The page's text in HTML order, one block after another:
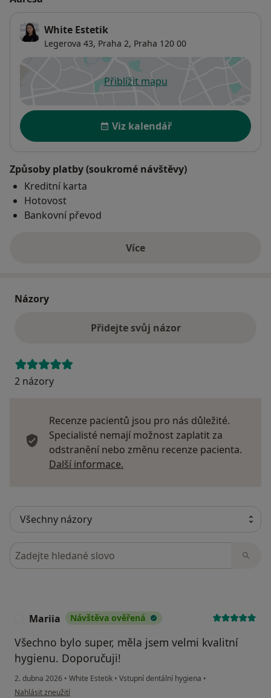
White Estetik
Legerova 43, Praha 2, Praha 120 00
Přiblížit mapuse otevře v nové záložce
Dostupnost
Viz kalendář
Způsoby platby (soukromé návštěvy)
Kreditní karta
Hotovost
Bankovní převod
Víceo adrese
Názory
Přidejte svůj názor
2 názory
Recenze pacientů jsou pro nás důležité.
Specialisté nemají možnost zaplatit za
odstranění nebo změnu recenze pacienta.
Další informace.
Hledejte v názorech
Mariia Návštěva ověřená
Všechno bylo super, měla jsem velmi kvalitní
hygienu. Doporučuji!
2. dubna 2026 • White Estetik • Vstupní dentální hygiena •
podle názoru uživatele Mariia
Nahlásit zneužití